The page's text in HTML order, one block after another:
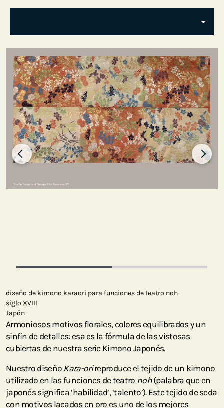
diseño de kimono karaori para funciones de teatro noh
siglo XVIII
Japón
Armoniosos motivos florales, colores equilibrados y un
sinfín de detalles: esa es la fórmula de las vistosas
cubiertas de nuestra serie Kimono Japonés.
Nuestro diseño Kara-orireproduce el tejido de un kimono
utilizado en las funciones de teatro noh(palabra que en
japonés significa ‘habilidad’, ‘talento’). Este tejido de seda
con motivos lacados en oro es uno de los mejores